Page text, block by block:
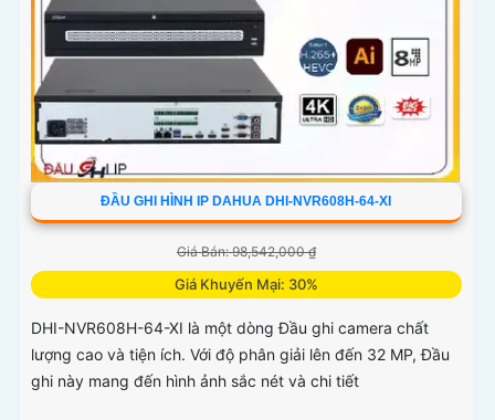
ĐẦU GHI HÌNH IP DAHUA DHI-NVR608H-64-XI
Giá Bán: 98,542,000 ₫
Giá Khuyến Mại: 30%
DHI-NVR608H-64-XI là một dòng Đầu ghi camera chất
lượng cao và tiện ích. Với độ phân giải lên đến 32 MP, Đầu
ghi này mang đến hình ảnh sắc nét và chi tiết